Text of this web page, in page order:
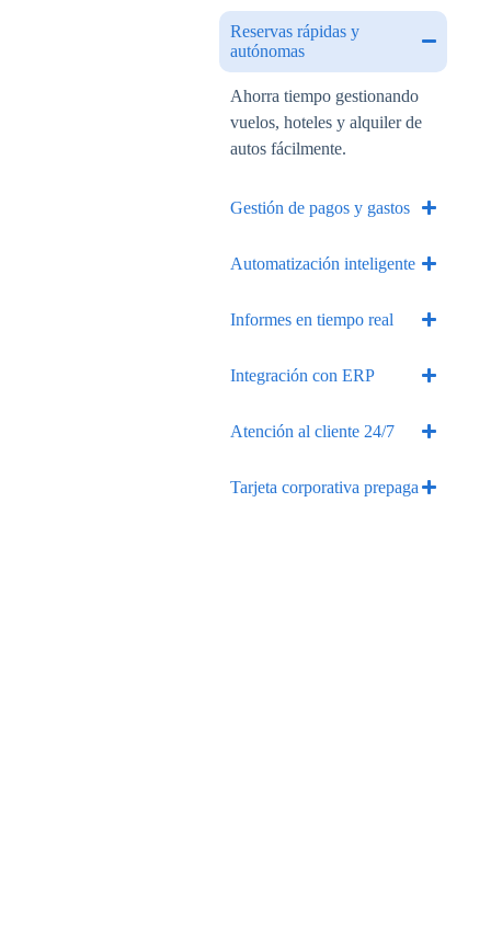
Reservas rápidas y
autónomas
Ahorra tiempo gestionando
vuelos, hoteles y alquiler de
autos fácilmente.
Gestión de pagos y gastos
Automatización inteligente
Informes en tiempo real
Integración con ERP
Atención al cliente 24/7
Tarjeta corporativa prepaga